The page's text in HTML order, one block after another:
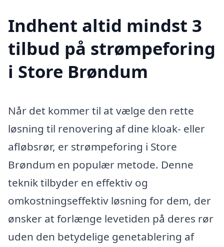
Indhent altid mindst 3
tilbud på strømpeforing
i Store Brøndum
Når det kommer til at vælge den rette
løsning til renovering af dine kloak- eller
afløbsrør, er strømpeforing i Store
Brøndum en populær metode. Denne
teknik tilbyder en effektiv og
omkostningseffektiv løsning for dem, der
ønsker at forlænge levetiden på deres rør
uden den betydelige genetablering af